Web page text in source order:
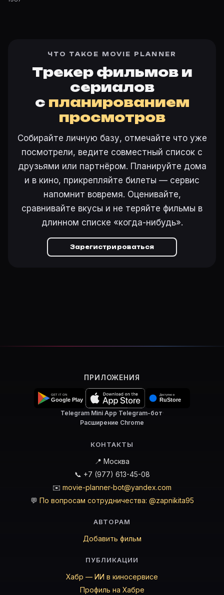
ЧТО ТАКОЕ MOVIE PLANNER
Трекер фильмов и
сериалов
с планированием
просмотров
Собирайте личную базу, отмечайте что уже
посмотрели, ведите совместный список с
друзьями или партнёром. Планируйте дома
и в кино, прикрепляйте билеты — сервис
напомнит вовремя. Оценивайте,
сравнивайте вкусы и не теряйте фильмы в
длинном списке «когда-нибудь».
Зарегистрироваться
ПРИЛОЖЕНИЯ
Telegram Mini App·Telegram-бот·
Расширение Chrome
КОНТАКТЫ
📍 Москва
📞 +7 (977) 613-45-08
✉️ movie-planner-bot@yandex.com
💬 По вопросам сотрудничества: @zapnikita95
АВТОРАМ
Добавить фильм
ПУБЛИКАЦИИ
Хабр — ИИ в киносервисе
Профиль на Хабре